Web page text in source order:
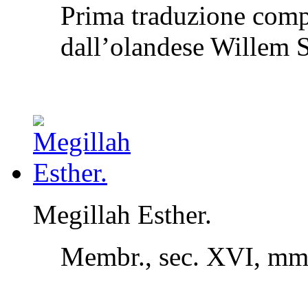
Prima traduzione
dall’olandese Willem
Megillah Esther.
Membr., sec. XVI,